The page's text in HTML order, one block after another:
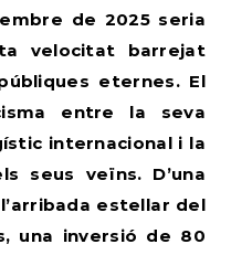
de 2025 seria
velocitat barrejat
eternes. El
entre la seva
internacional i la
seus veïns. D’una
estel·lar del
una inversió de 80